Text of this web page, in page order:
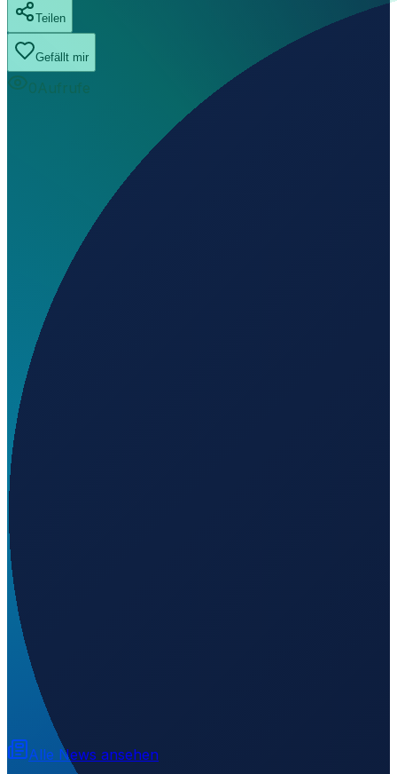
Teilen
Gefällt mir
0Aufrufe
Auf welcher Höhe liegt Aappilattoq Heliport?
Wird geladen...
60.14836
m ü. NN
Alle News ansehen